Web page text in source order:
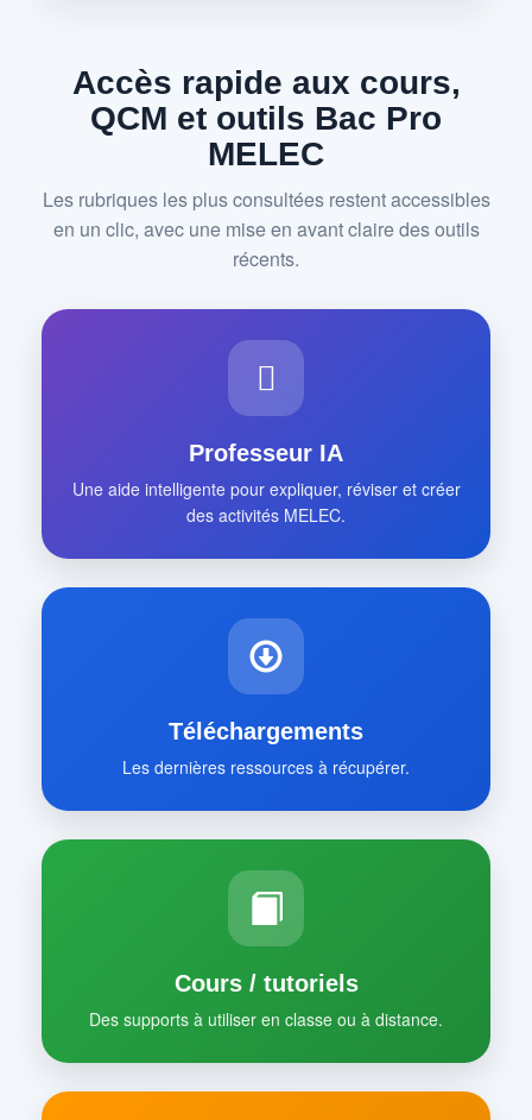
Accès rapide aux cours,
QCM et outils Bac Pro
MELEC
Les rubriques les plus consultées restent accessibles
en un clic, avec une mise en avant claire des outils
récents.
Professeur IA
Une aide intelligente pour expliquer, réviser et créer
des activités MELEC.
Téléchargements
Les dernières ressources à récupérer.
Cours / tutoriels
Des supports à utiliser en classe ou à distance.